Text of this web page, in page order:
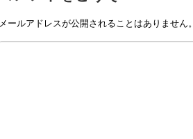
メールアドレスが公開されることはありません。